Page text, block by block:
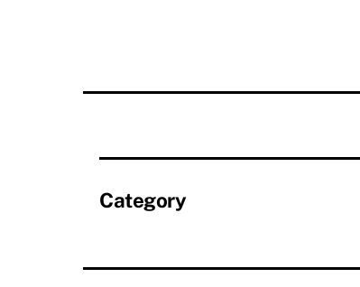
Category